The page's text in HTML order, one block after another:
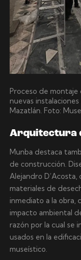
Proceso de montaje
nuevas
Mazatlán. Foto:
Arquitectura
Munba destaca
de construcción.
Alejandro
materiales de
inmediato a la obra,
impacto ambiental
razón por la cual se
usados en la
museístico.